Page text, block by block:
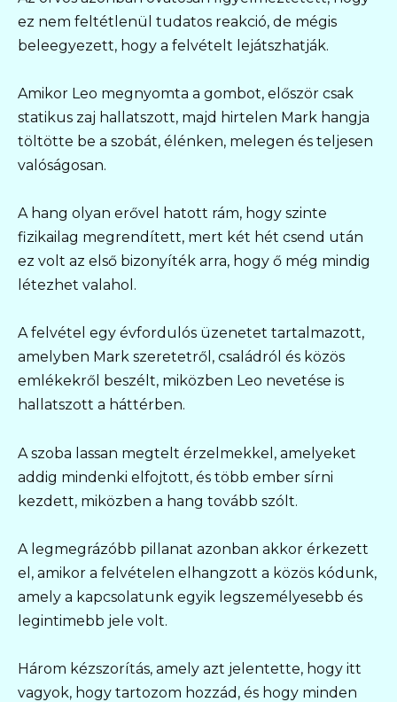
ez nem feltétlenül tudatos reakció, de mégis
beleegyezett, hogy a felvételt lejátszhatják.
Amikor Leo megnyomta a gombot, először csak
statikus zaj hallatszott, majd hirtelen Mark hangja
töltötte be a szobát, élénken, melegen és teljesen
valóságosan.
A hang olyan erővel hatott rám, hogy szinte
fizikailag megrendített, mert két hét csend után
ez volt az első bizonyíték arra, hogy ő még mindig
létezhet valahol.
A felvétel egy évfordulós üzenetet tartalmazott,
amelyben Mark szeretetről, családról és közös
emlékekről beszélt, miközben Leo nevetése is
hallatszott a háttérben.
A szoba lassan megtelt érzelmekkel, amelyeket
addig mindenki elfojtott, és több ember sírni
kezdett, miközben a hang tovább szólt.
A legmegrázóbb pillanat azonban akkor érkezett
el, amikor a felvételen elhangzott a közös kódunk,
amely a kapcsolatunk egyik legszemélyesebb és
legintimebb jele volt.
Három kézszorítás, amely azt jelentette, hogy itt
vagyok, hogy tartozom hozzád, és hogy minden